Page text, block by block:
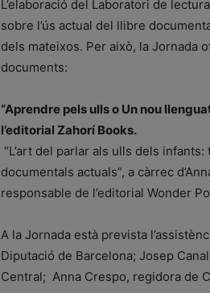
L’elaboració del Laboratori de
sobre l’ús actual del llibre
dels mateixos. Per això, la Jornada
documents:
“Aprendre pels ulls o Un nou
l’editorial Zahorí Books.
“L’art del parlar als ulls dels
documentals actuals”, a càrrec
responsable de l’editorial Wonder
A la Jornada està prevista
Diputació de Barcelona; Josep
Central; Anna Crespo, regidora de